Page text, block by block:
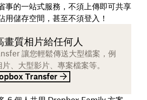
事的一站式服務，不須上傳即可共享
用儲存空間，甚至不須登入！
畫質相片給任何人
讓您輕鬆傳送大型檔案，例
、大型影片、專案檔案等。
Transfer